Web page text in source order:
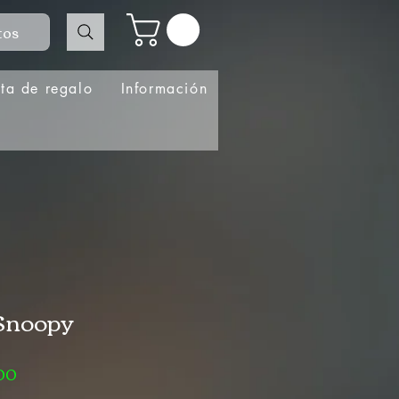
de regalo Información